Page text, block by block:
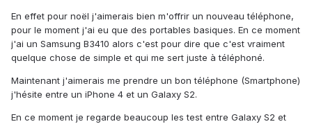
En effet pour noël j'aimerais bien m'offrir un nouveau téléphone,
pour le moment j'ai eu que des portables basiques. En ce moment
j'ai un Samsung B3410 alors c'est pour dire que c'est vraiment
quelque chose de simple et qui me sert juste à téléphoné.
Maintenant j'aimerais me prendre un bon téléphone (Smartphone)
j'hésite entre un iPhone 4 et un Galaxy S2.
En ce moment je regarde beaucoup les test entre Galaxy S2 et